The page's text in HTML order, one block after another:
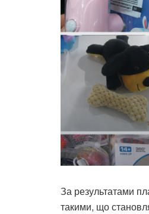
За результатами
такими, що